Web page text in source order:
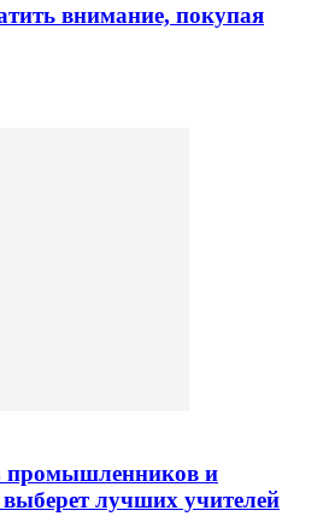
внимание, покупая
промышленников и
лучших учителей